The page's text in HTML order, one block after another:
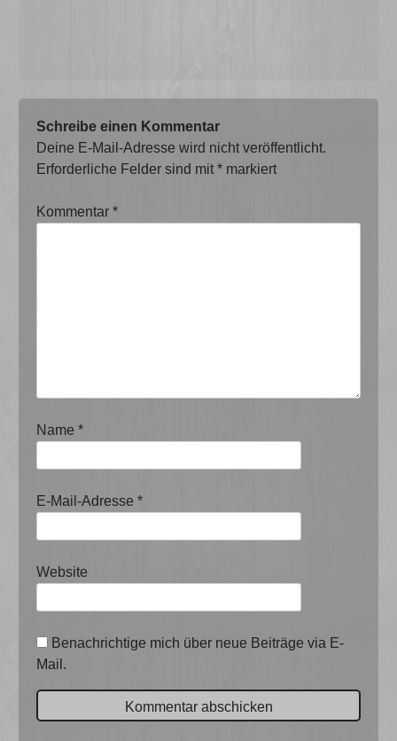
Schreibe einen Kommentar
Deine E-Mail-Adresse wird nicht veröffentlicht.
Erforderliche Felder sind mit* markiert
Kommentar*
Name*
E-Mail-Adresse*
Website
Benachrichtige mich über neue Beiträge via E-
Mail.